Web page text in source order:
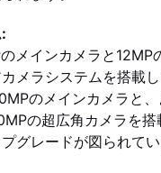
メインカメラと12MP
メラシステムを搭載
のメインカメラと、
の超広角カメラを搭
グレードが図られて